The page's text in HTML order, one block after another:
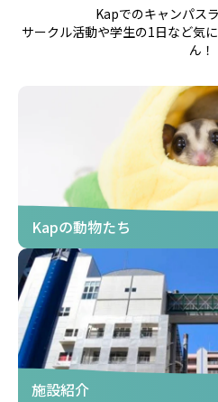
Kapでのキャンパス
サークル活動や学生の1日など気
ん！
Kapの動物たち
施設紹介